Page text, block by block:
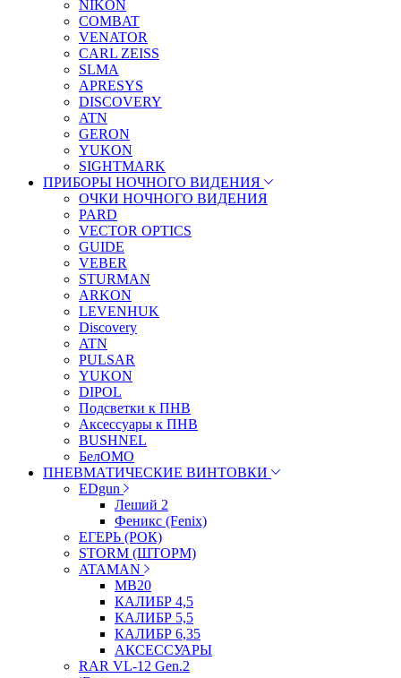
NIKON
COMBAT
VENATOR
CARL ZEISS
SLMA
APRESYS
DISCOVERY
ATN
GERON
YUKON
SIGHTMARK
ПРИБОРЫ НОЧНОГО ВИДЕНИЯ
ОЧКИ НОЧНОГО ВИДЕНИЯ
PARD
VECTOR OPTICS
GUIDE
VEBER
STURMAN
ARKON
LEVENHUK
Discovery
ATN
PULSAR
YUKON
DIPOL
Подсветки к ПНВ
Аксессуары к ПНВ
BUSHNEL
БелОМО
ПНЕВМАТИЧЕСКИЕ ВИНТОВКИ
EDgun
Леший 2
Феникс (Fenix)
ЕГЕРЬ (РОК)
STORM (ШТОРМ)
ATAMAN
МВ20
КАЛИБР 4,5
КАЛИБР 5,5
КАЛИБР 6,35
АКСЕССУАРЫ
RAR VL-12 Gen.2